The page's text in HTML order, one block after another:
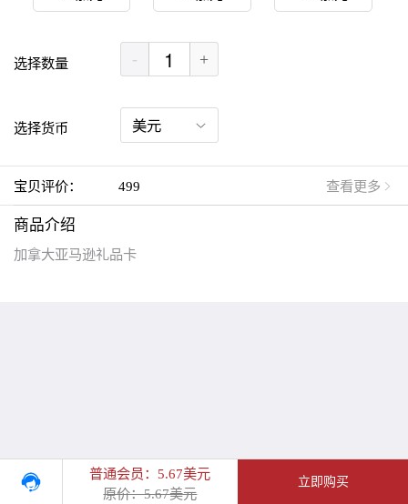
选择数量 - +
选择货币
宝贝评价： 499 查看更多
商品介绍
加拿大亚马逊礼品卡
普通会员：5.67美元
原价：5.67美元
立即购买